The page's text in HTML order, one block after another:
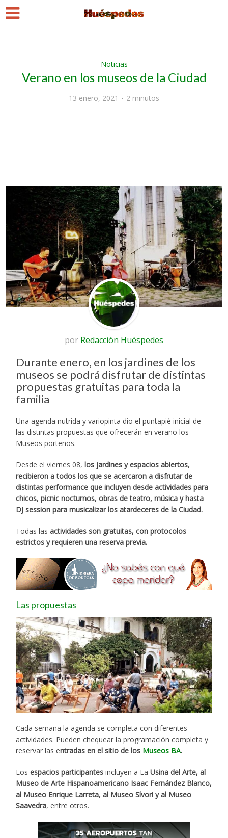
Noticias
Verano en los museos de la Ciudad
13 enero, 2021 2 minutos
por Redacción Huéspedes
Durante enero, en los jardines de los
museos se podrá disfrutar de distintas
propuestas gratuitas para toda la
familia
Una agenda nutrida y variopinta dio el puntapié inicial de
las distintas propuestas que ofrecerán en verano los
Museos porteños.
Desde el viernes 08, los jardines y espacios abiertos,
recibieron a todos los que se acercaron a disfrutar de
distintas performance que incluyen desde actividades para
chicos, picnic nocturnos, obras de teatro, música y hasta
DJ session para musicalizar los atardeceres de la Ciudad.
Todas lasactividades son gratuitas, con protocolos
estrictos y requieren una reserva previa.
Las propuestas
Cada semana la agenda se completa con diferentes
actividades. Pueden chequear la programación completa y
reservar las entradas en el sitio de los Museos BA.
Losespacios participantes incluyen a La Usina del Arte, al
Museo de Arte Hispanoamericano Isaac Fernández Blanco,
al Museo Enrique Larreta, al Museo Sívori y al Museo
Saavedra, entre otros.